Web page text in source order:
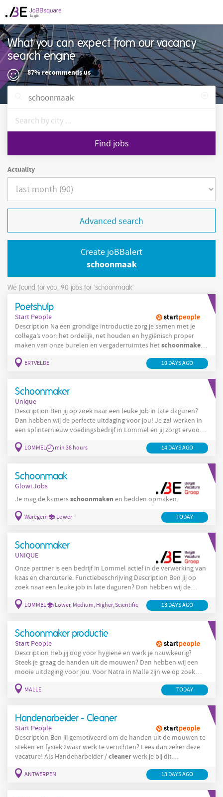
What you can expect from our vacancy
search engine
87% recommends us
Find jobs
Actuality
Advanced search
Create joBBalert
schoonmaak
We found for you: 90 jobs for 'schoonmaak'
Poetshulp
Start People
Description Na een grondige introductie zorg je samen met je
collega’s voor: het ordelijk, net houden en hygiënisch proper
maken van onze burelen en vergaderruimtes hetschoonmaken
vergaderruimtes, keuken en sanitaire ruimtes Company Onze
ERTVELDE 10 DAYS AGO
Schoonmaker
Unique
Description Ben jij op zoek naar een leuke job in late daguren?
Dan hebben wij de perfecte uitdaging voor jou! Je zal werken in
een splinternieuw voedingsbedrijf in Lommel en jij zorgt ervoor
voor een nette en hygiënische werkomgeving Je neemt stof af,
LOMMEL min 38 hours 14 DAYS AGO
Schoonmaak
Glowi Jobs
Je mag de kamersschoonmaken en bedden opmaken.
Waregem Lower TODAY
Schoonmaker
UNIQUE
Onze partner is een bedrijf in Lommel actief in de verwerking van
kaas en charcuterie. Functiebeschrijving Description Ben jij op
zoek naar een leuke job in late daguren? Dan hebben wij de
perfecte uitdaging voor jou! Je zal werken in een splinternieuw
voedingsbedrijf in Lommel en jij zorgt ervoor dat alles blinkend
LOMMEL Lower, Medium, Higher, Scientific 13 DAYS AGO
Schoonmaker productie
Start People
Description Heb jij oog voor hygiëne en werk je nauwkeurig?
Steek je graag de handen uit de mouwen? Dan hebben wij een
mooie uitdaging voor jou. Voor Natra in Malle zijn we op zoek
naar een
taken: Reinigen van de productiehallen, vloeren en wanden
machines
MALLE TODAY
Handenarbeider - Cleaner
Start People
Description Ben jij gemotiveerd om de handen uit de mouwen te
steken en fysiek zwaar werk te verrichten? Lees dan zeker deze
vacature! Als Handenarbeider /cleanerwerk je bij dit
recyclagebedrijf aan de trechter en transportband. Je schept de
trechter leeg. Je rijdt met de kruiwagens. Je sorteert aan de
ANTWERPEN 13 DAYS AGO